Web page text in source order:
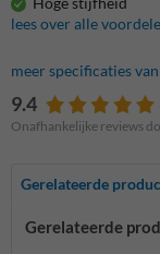
lees over alle
meer specificaties
9.4
Onafhankelijke reviews
Gerelateerde
Gerelateerde